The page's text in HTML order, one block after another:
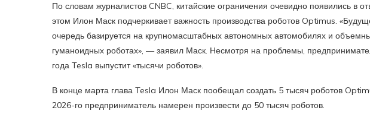
По словам журналистов CNBC, китайские ограничения очевидно появились в
этом Илон Маск подчеркивает важность производства роботов Optimus.
очередь базируется на крупномасштабных автономных автомобилях и
гуманоидных роботах», — заявил Маск. Несмотря на проблемы,
года Tesla выпустит «тысячи роботов».
В конце марта глава Tesla Илон Маск пообещал создать 5 тысяч роботов
2026-го предприниматель намерен произвести до 50 тысяч роботов.